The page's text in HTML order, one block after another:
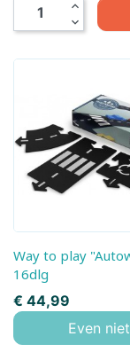
expand_less
expand_more
Way to play "Autoweg"
16dlg
Prijs
€ 44,99
Even niet